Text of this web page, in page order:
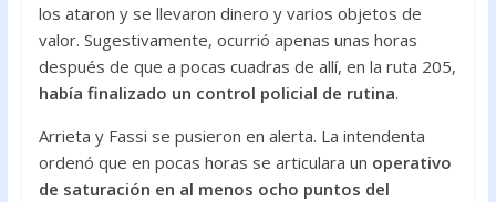
los ataron y se llevaron dinero y varios objetos de
valor. Sugestivamente, ocurrió apenas unas horas
después de que a pocas cuadras de allí, en la ruta 205,
había finalizado un control policial de rutina.
Arrieta y Fassi se pusieron en alerta. La intendenta
ordenó que en pocas horas se articulara un operativo
de saturación en al menos ocho puntos del